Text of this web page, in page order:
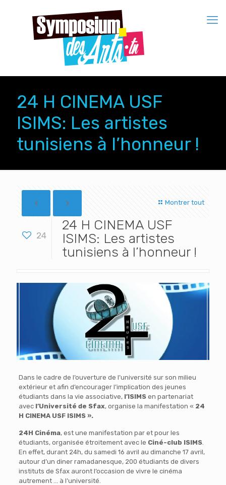
24 H CINEMA USF
ISIMS: Les artistes
tunisiens à l’honneur !
Montrer tout
24
24 H CINEMA USF
ISIMS: Les artistes
tunisiens à l’honneur !
Dans le cadre de l’ouverture de l’université sur son milieu
extérieur et afin d’encourager l’implication des jeunes
étudiants dans la vie associative,l’ISIMSen partenariat
avec l’Université de Sfax, organise la manifestation « 24
H CINEMA USF ISIMS ».
24H Cinéma, est une manifestation par et pour les
étudiants, organisée étroitement avec le Ciné-club ISIMS.
En effet, durant 24h, du samedi 16 avril au dimanche 17 avril,
autour d’un diner ramadanesque, 200 étudiants de divers
instituts de Sfax auront l’occasion de vivre le cinéma
autrement … à l’université.